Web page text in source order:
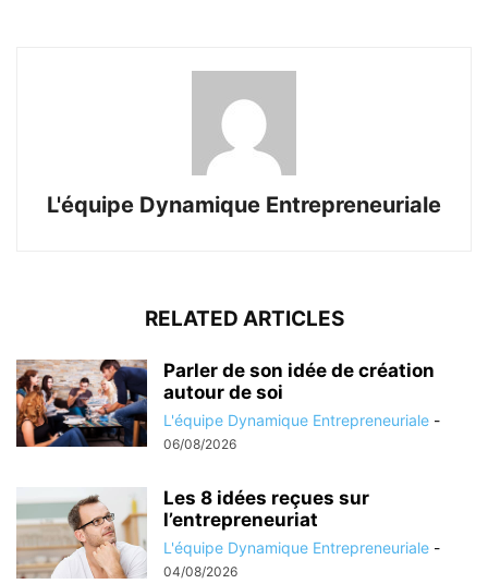
L'équipe Dynamique Entrepreneuriale
RELATED ARTICLES
Parler de son idée de création
autour de soi
L'équipe Dynamique Entrepreneuriale -
06/08/2026
Les 8 idées reçues sur
l’entrepreneuriat
L'équipe Dynamique Entrepreneuriale -
04/08/2026